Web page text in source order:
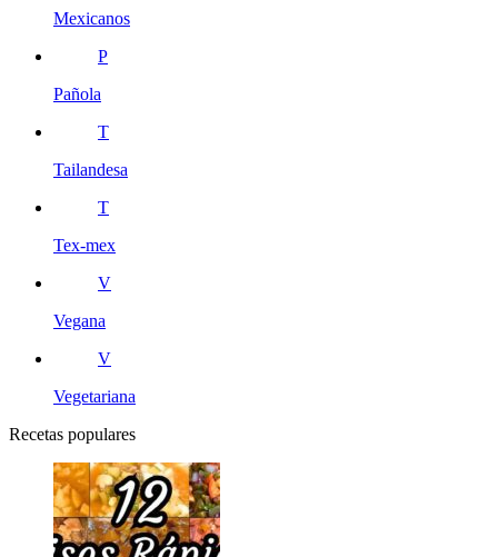
Mexicanos
P
Pañola
T
Tailandesa
T
Tex-mex
V
Vegana
V
Vegetariana
Recetas populares